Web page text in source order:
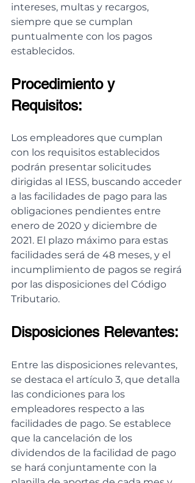
intereses, multas y recargos,
siempre que se cumplan
puntualmente con los pagos
establecidos.
Procedimiento y
Requisitos:
Los empleadores que cumplan
con los requisitos establecidos
podrán presentar solicitudes
dirigidas al IESS, buscando acceder
a las facilidades de pago para las
obligaciones pendientes entre
enero de 2020 y diciembre de
2021. El plazo máximo para estas
facilidades será de 48 meses, y el
incumplimiento de pagos se regirá
por las disposiciones del Código
Tributario.
Disposiciones Relevantes:
Entre las disposiciones relevantes,
se destaca el artículo 3, que detalla
las condiciones para los
empleadores respecto a las
facilidades de pago. Se establece
que la cancelación de los
dividendos de la facilidad de pago
se hará conjuntamente con la